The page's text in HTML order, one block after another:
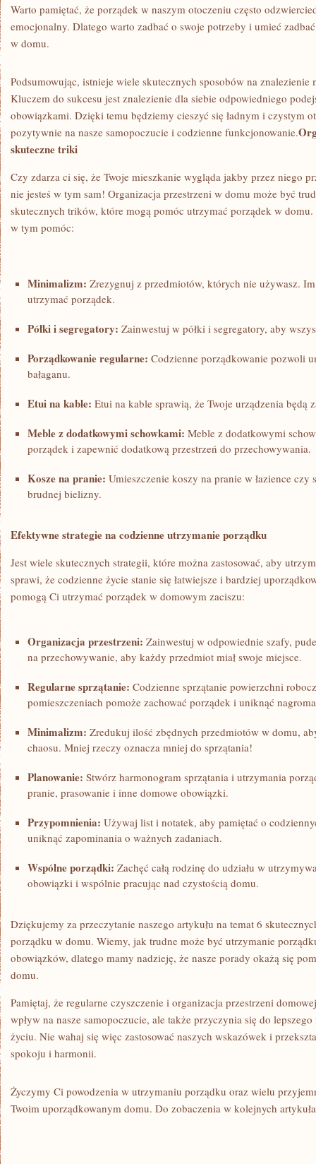
Warto pamiętać, że porządek w naszym⁤ otoczeniu ⁣często
emocjonalny. Dlatego warto zadbać o swoje⁣ potrzeby i umieć
w domu.
Podsumowując, istnieje wiele skutecznych ⁢sposobów na
Kluczem do sukcesu ⁣jest ⁢znalezienie dla siebie odpowiedniego
obowiązkami. Dzięki temu będziemy cieszyć ⁤się ładnym​ i czystym
pozytywnie⁤ na ‌nasze samopoczucie i codzienne funkcjonowanie.
skuteczne triki
Czy zdarza⁤ ci się, że‌ Twoje mieszkanie wygląda ⁢jakby przez niego⁢
nie ‌jesteś ⁣w ‌tym sam!‌ Organizacja ‍przestrzeni w domu może być
skutecznych trików, które mogą pomóc utrzymać porządek w
w tym ⁣pomóc:
Minimalizm: Zrezygnuj z przedmiotów,​ których nie używasz.‍
utrzymać ‌porządek.
Półki i ⁢segregatory: Zainwestuj ‍w półki i segregatory, aby
Porządkowanie regularne: Codzienne porządkowanie pozwoli
bałaganu.
Etui na kable: Etui na⁣ kable sprawią, że Twoje urządzenia będą
Meble⁣ z dodatkowymi ⁣schowkami: Meble z dodatkowymi⁤
porządek i zapewnić dodatkową przestrzeń ‌do przechowywania.
Kosze na pranie: Umieszczenie koszy na ‍pranie w łazience czy
brudnej bielizny.
Efektywne strategie na ​codzienne utrzymanie porządku
Jest wiele ‌skutecznych ⁣strategii, które można zastosować,​ aby
sprawi, że codzienne życie⁣ stanie ⁢się ‌łatwiejsze i bardziej
pomogą Ci ⁣utrzymać ‌porządek‍ w domowym zaciszu:
Organizacja przestrzeni: Zainwestuj w odpowiednie szafy,⁢
na ‌przechowywanie, aby każdy przedmiot miał swoje miejsce.
Regularne ⁤sprzątanie: Codzienne sprzątanie powierzchni
pomieszczeniach pomoże zachować porządek i uniknąć
Minimalizm: Zredukuj ilość zbędnych przedmiotów w domu,
chaosu. Mniej rzeczy ‌oznacza mniej‌ do⁤ sprzątania!
Planowanie: Stwórz harmonogram sprzątania ‍i utrzymania
pranie, ⁤prasowanie i inne domowe obowiązki.
Przypomnienia: Używaj list ‍i ‌notatek, aby pamiętać o
uniknąć zapominania⁣ o ważnych zadaniach.
Wspólne porządki: Zachęć całą rodzinę do udziału w​
obowiązki i wspólnie ‌pracując⁣ nad czystością domu.
Dziękujemy za ⁣przeczytanie ⁣naszego artykułu⁣ na temat⁢ 6
porządku ‌w domu. Wiemy, jak trudne może‌ być utrzymanie
obowiązków, dlatego mamy nadzieję, że ⁢nasze porady okażą‌ się
domu.
Pamiętaj, że regularne⁣ czyszczenie i organizacja przestrzeni
wpływ na nasze samopoczucie, ale także przyczynia się⁤ do
życiu. Nie wahaj się⁢ więc ​zastosować naszych wskazówek i
spokoju i harmonii.
Życzymy Ci powodzenia w utrzymaniu porządku ​oraz wielu
Twoim uporządkowanym domu. Do zobaczenia ‍w kolejnych